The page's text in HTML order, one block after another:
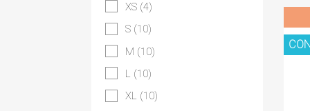
XS (4)
S (10)
M (10)
L (10)
XL (10)